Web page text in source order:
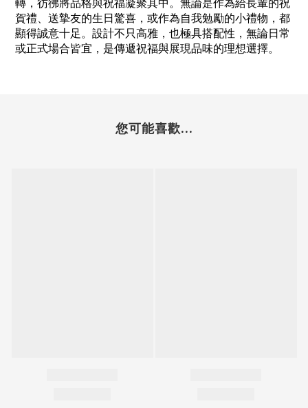
轉，彷彿將品格與祝福凝聚其中。無論是作為給長輩的祝
賀禮、送摯友的生日驚喜，或作為自我勉勵的小禮物，都
顯得誠意十足。設計不只高雅，也極具搭配性，無論日常
或正式場合皆宜，是傳遞祝福與展現品味的理想選擇。
您可能喜歡...